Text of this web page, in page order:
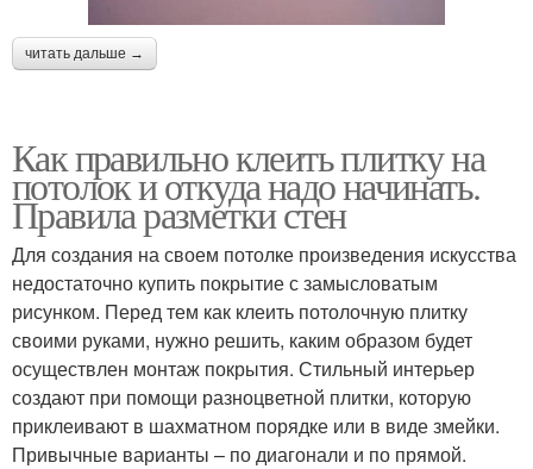
читать дальше →
Как правильно клеить плитку на
потолок и откуда надо начинать.
Правила разметки стен
Для создания на своем потолке произведения искусства
недостаточно купить покрытие с замысловатым
рисунком. Перед тем как клеить потолочную плитку
своими руками, нужно решить, каким образом будет
осуществлен монтаж покрытия. Стильный интерьер
создают при помощи разноцветной плитки, которую
приклеивают в шахматном порядке или в виде змейки.
Привычные варианты – по диагонали и по прямой.